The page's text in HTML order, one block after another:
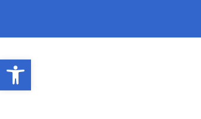
Abrir barra de herramientas